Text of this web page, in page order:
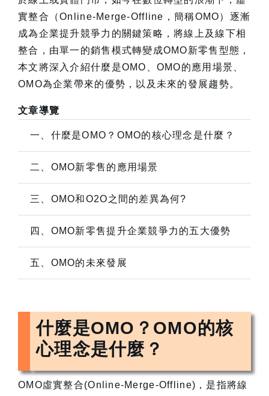
實整合（Online-Merge-Offline，簡稱OMO）逐漸
成為企業提升競爭力的關鍵策略，將線上及線下相
整合，由單一的銷售模式轉變成OMO新零售型態，
本文將深入介紹什麼是OMO、OMO的應用場景、
OMO為企業帶來的優勢，以及未來的發展趨勢。
文章導覽
一、什麼是OMO？OMO的核心理念是什麼？
二、OMO新零售的應用場景
三、OMO和O2O之間的差異為何?
四、OMO新零售提升企業競爭力的五大優勢
五、OMO的未來發展
什麼是OMO？OMO的核
心理念是什麼？
OMO虛實整合(Online-Merge-Offline)，是指將線